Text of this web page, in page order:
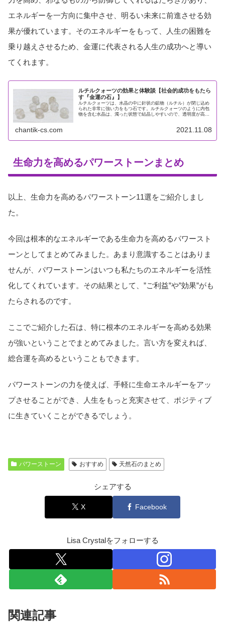
エネルギーを一方向に集中させ、明るい未来に前進させる効
果が優れています。そのエネルギーをもって、人生の困難を
乗り越えさせるため、金運に代表される人生の成功へと導い
てくれます。
ルチルクォーツの効果と体験談【社会的成功をもたら
す『金運の石』】
ルチルクォーツは、水晶の中に針状の鉱物（ルチル）が閉じ込め
られた非常に強い力をもつ石です。ルチルクォーツのように内包
物を含む水晶は、濁った状態で結晶しやすいので、透明度が高く
chantik-cs.com 2021.11.08
生命力を高めるパワーストーンまとめ
以上、生命力を高めるパワーストーン11選をご紹介しまし
た。
今回は根本的なエネルギーである生命力を高めるパワースト
ーンとしてまとめてみました。あまり意識することはありま
せんが、パワーストーンはいつも私たちのエネルギーを活性
化してくれています。その結果として、”ご利益”や”効果”がも
たらされるのです。
ここでご紹介した石は、特に根本のエネルギーを高める効果
が強いということでまとめてみました。言い方を変えれば、
総合運を高めるということもできます。
パワーストーンの力を使えば、手軽に生命エネルギーをアッ
プさせることができ、人生をもっと充実させて、ポジティブ
に生きていくことができるでしょう。
パワーストーン おすすめ 天然石のまとめ
シェアする
X Facebook
Lisa Crystalをフォローする
関連記事